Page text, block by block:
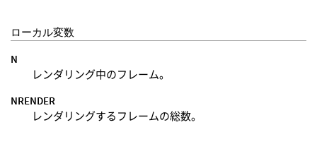
ローカル変数
N
レンダリング中のフレーム。
NRENDER
レンダリングするフレームの総数。